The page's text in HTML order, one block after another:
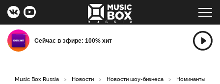
Сейчас в эфире: 100% хит
Music Box Russia > Новости > Новости шоу-бизнеса >
Номинанты